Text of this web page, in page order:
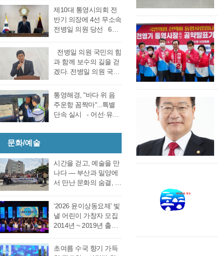
는 창원시 성산구에 있
는 도선관위 청사 6층
대회의실에서 실시한
차에서 38표차로 더불
어민주당 강석주 시장
이 국민의힘 천영기 전
보는 기존과 동일, 천영
기 후보는 기존보다 6표
증가했다. 이로써 두 후
서 0.06%(44표) 차이로
당락이 갈렸던 6.3지방
선거 통영시장선거 결
과에 대한 천영기 후보
드려져 경남선관위가
재검표를 결정했다. 경
남 선거관리위원회가
난 6·3 지방선거에서 44
표 차이로 당락이 갈린
통영시장 선거에 대한
남 선관위에서 하기로
27일 오후 2시 경남도
선관위 청사 6층 회의실
에서 전량 수작…
제10대 통영시의회 전
반기 의장에 4선 무소속
전병일 의원 당선 6일
거를 위한 제244회 임
시회를에서 4선 전병일
의원이 전반기 의장에
결을 펼친 무소속 전병
일 의원이 각각 등록해
정견 발표 이후 곧바로
원 7표로 통영시의회
회의규칙에 따른 재적
의원 과반수 득표자가
나오지 않았고 2차 투표
에서도 1차투료와 같이
정…
전병일 의원 국민의 힘
과 함께 보수의 길을 걷
겠다. 전병일 의원 국민
통영시 가선거구 전병
일 의원이 1일 오전 통
영시청 브리핑 룸에서
기자회견을 열고 통영
소회를 밝혔다. 전병일
위원은 “지난 지방선거
에서 대한민국 보수의
텃밭이라고 평가받던
시의회 개원 이후 처음
으로 진보진영인 민주
당이 과반 의석을 차지
었다. 이에 먼저 평생 보
통영해경, "바다 위 음
주운항 꼼짝마"...특별
단속 실시 - 어선·유도
대상, 음주운항 근절 총
여름철 해양관광객 증
가와 금어기 해제에 따
른 출어선 증가로 음주
운항 사고 발생이 우려
부터 8월 28일(금)까지
71일간 음주운항 특별
단속을 실시한다고 밝
혔다. 최근 3년간
음주운항 단속 현황을
문화/예술
시간을 걷고, 예술을 만
나다 ― 부산과 밀양에
서 만난 문화의 숨결, 그
은 길을 따라 움직이지
만, 마음은 시간을 따라
걷는다. 어떤 여행은 낯
선 풍경을 만나기 위해
래도록 마음속에 품어
‘2026 윤이상동요제’ 빛
낼 어린이 가창자 모집
2014년 ~ 2019년 출생
가능 통영국제음악재
초여름 수국 향기 가득